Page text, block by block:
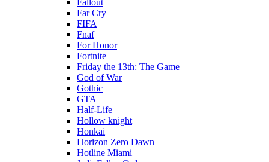
Fallout
Far Cry
FIFA
Fnaf
For Honor
Fortnite
Friday the 13th: The Game
God of War
Gothic
GTA
Half-Life
Hollow knight
Honkai
Horizon Zero Dawn
Hotline Miami